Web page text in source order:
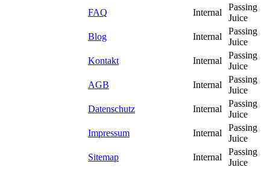
FAQ
Internal
Passing
Juice
Blog
Internal
Passing
Juice
Kontakt
Internal
Passing
Juice
AGB
Internal
Passing
Juice
Datenschutz
Internal
Passing
Juice
Impressum
Internal
Passing
Juice
Sitemap
Internal
Passing
Juice